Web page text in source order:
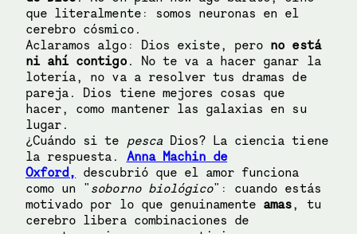
que literalmente: somos neuronas en el
cerebro cósmico.
Aclaramos algo: Dios existe, pero no está
ni ahí contigo. No te va a hacer ganar la
lotería, no va a resolver tus dramas de
pareja. Dios tiene mejores cosas que
hacer, como mantener las galaxias en su
lugar.
¿Cuándo si te pescaDios? La ciencia tiene
la respuesta. Anna Machin de
Oxford, descubrió que el amor funciona
como un " soborno biológico": cuando estás
motivado por lo que genuinamente amas, tu
cerebro libera combinaciones de